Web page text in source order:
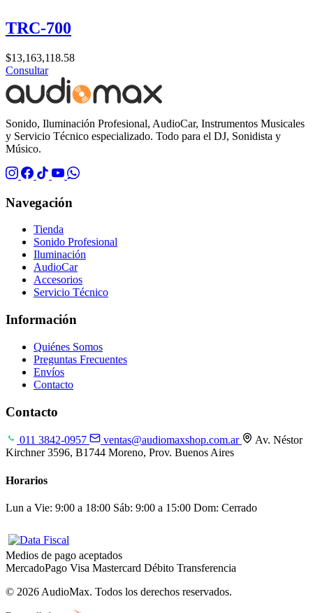
TRC-700
$13,163,118.58
Consultar
Sonido, Iluminación Profesional, AudioCar, Instrumentos Musicales
y Servicio Técnico especializado. Todo para el DJ, Sonidista y
Músico.
Navegación
Tienda
Sonido Profesional
Iluminación
AudioCar
Accesorios
Servicio Técnico
Información
Quiénes Somos
Preguntas Frecuentes
Envíos
Contacto
Contacto
011 3842-0957 ventas@audiomaxshop.com.ar
Av. Néstor
Kirchner 3596, B1744 Moreno, Prov. Buenos Aires
Horarios
Lun a Vie: 9:00 a 18:00 Sáb: 9:00 a 15:00 Dom: Cerrado
Medios de pago aceptados
MercadoPago Visa Mastercard Débito Transferencia
© 2026 AudioMax. Todos los derechos reservados.